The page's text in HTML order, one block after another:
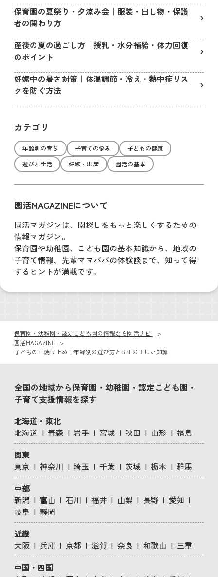
保育園の夏祭り・夕涼み会｜服装・出し物・保護
者の関わり方
産後の夏の過ごし方｜授乳・水分補給・体力回復
のポイント
妊娠中の暑さ対策｜体温調節・冷え・熱中症リス
クを防ぐ方法
カテゴリ
年齢別の育ち 子育ての悩み
子どもの健康
遊びと生活
妊娠・出産 園活の基本
園活MAGAZINEについて
園活マガジンは、園探しをもっと楽しくするための
情報マガジン。
保育園や幼稚園、こども園の基本知識から、地域の
子育て情報、先輩ママパパの体験談まで、知って得
するヒントが満載です。
保育園・幼稚園・認定こども園の情報なら園活ナビ
園活MAGAZINE
子どもの日焼け止め｜年齢別の選び方とSPFの正しい知識
全国の地域から保育園・幼稚園・認定こども園・
子育て支援情報を探す
北海道・東北
北海道
青森 岩手 宮城 秋田 山形
福島
関東
東京
神奈川 埼玉 千葉 茨城 栃木
群馬
中部
新潟
富山 石川 福井 山梨 長野
愛知
岐阜
静岡
近畿
大阪
兵庫 京都 滋賀 奈良 和歌山
三重
中国・四国